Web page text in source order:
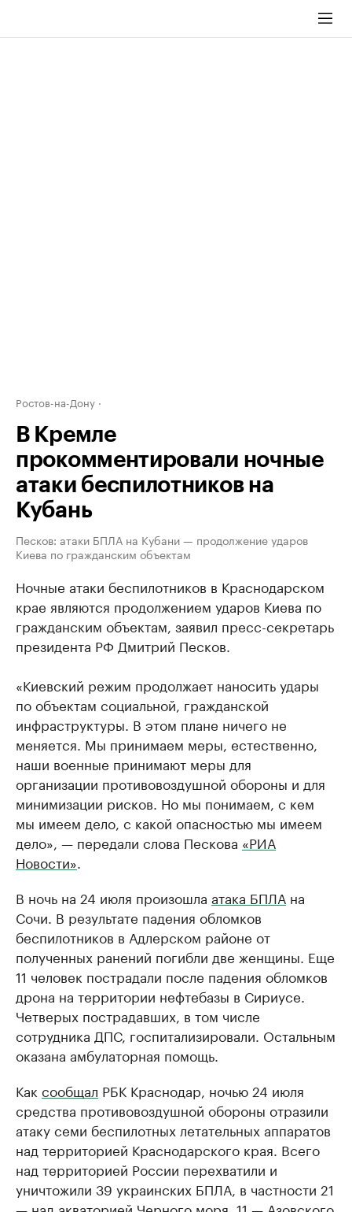
Ростов-на-Дону
В Кремле
прокомментировали ночные
атаки беспилотников на
Кубань
Песков: атаки БПЛА на Кубани — продолжение ударов
Киева по гражданским объектам
Ночные атаки беспилотников в Краснодарском
крае являются продолжением ударов Киева по
гражданским объектам, заявил пресс-секретарь
президента РФ Дмитрий Песков.
«Киевский режим продолжает наносить удары
по объектам социальной, гражданской
инфраструктуры. В этом плане ничего не
меняется. Мы принимаем меры, естественно,
наши военные принимают меры для
организации противовоздушной обороны и для
минимизации рисков. Но мы понимаем, с кем
мы имеем дело, с какой опасностью мы имеем
дело», — передали слова Пескова «РИА
Новости»
В ночь на 24 июля произошла атака БПЛА на
Сочи. В результате падения обломков
беспилотников в Адлерском районе от
полученных ранений погибли две женщины. Еще
11 человек пострадали после падения обломков
дрона на территории нефтебазы в Сириусе.
Четверых пострадавших, в том числе
сотрудника ДПС, госпитализировали. Остальным
оказана амбулаторная помощь.
Как сообщал РБК Краснодар, ночью 24 июля
средства противовоздушной обороны отразили
атаку семи беспилотных летательных аппаратов
над территорией Краснодарского края. Всего
над территорией России перехватили и
уничтожили 39 украинских БПЛА, в частности 21